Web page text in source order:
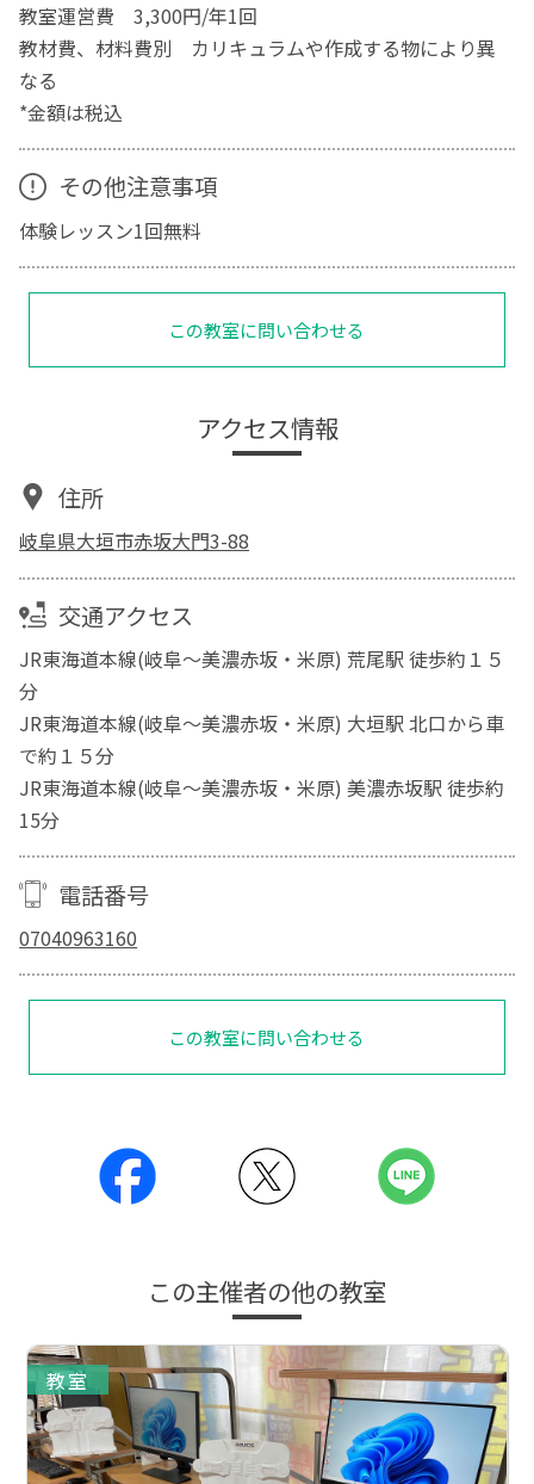
教室運営費 3,300円/年1回
教材費、材料費別 カリキュラムや作成する物により異
なる
*金額は税込
その他注意事項
体験レッスン1回無料
この教室に問い合わせる
アクセス情報
住所
岐阜県大垣市赤坂大門3-88
交通アクセス
JR東海道本線(岐阜～美濃赤坂・米原) 荒尾駅 徒歩約１５
分
JR東海道本線(岐阜～美濃赤坂・米原) 大垣駅 北口から車
で約１５分
JR東海道本線(岐阜～美濃赤坂・米原) 美濃赤坂駅 徒歩約
15分
電話番号
07040963160
この教室に問い合わせる
この主催者の他の教室
教室